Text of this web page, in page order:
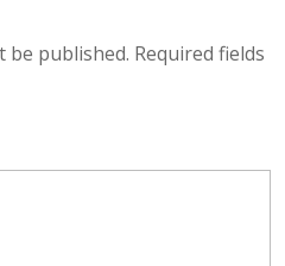
be published. Required fields